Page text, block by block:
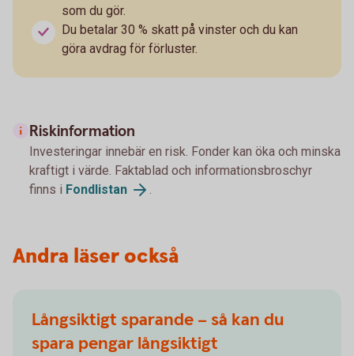
som du gör.
Du betalar 30 % skatt på vinster och du kan
göra avdrag för förluster.
Riskinformation
Investeringar innebär en risk. Fonder kan öka och minska
kraftigt i värde. Faktablad och informationsbroschyr
finns i Fondlistan .
Andra läser också
Långsiktigt sparande – så kan du
spara pengar långsiktigt